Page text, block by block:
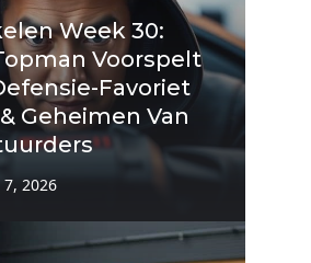
Week 30:
Voorspelt
Favoriet
Geheimen Van
2026